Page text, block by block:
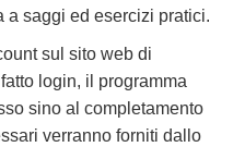
a saggi ed esercizi pratici.
sul sito web di
login, il programma
sino al completamento
verranno forniti dallo